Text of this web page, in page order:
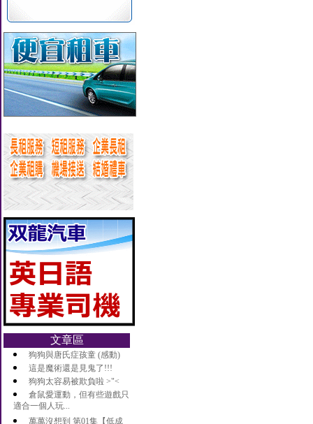
文章區
狗狗與唐氏症孩童 (感動)
這是魔術還是見鬼了!!!
狗狗太容易被欺負啦 >"<
倉鼠愛運動，但有些遊戲只
適合一個人玩...
萬萬沒想到 第01集【低成